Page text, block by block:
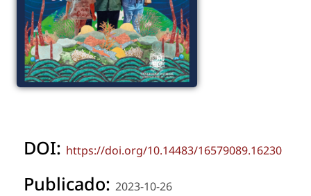
DOI: https://doi.org/10.14483/16579089.16230
Publicado: 2023-10-26